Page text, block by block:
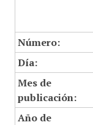
Número:
Día:
Mes de
publicación:
Año de